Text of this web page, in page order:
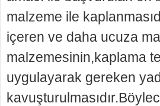
malzeme ile
içeren ve daha ucuza
malzemesinin,kaplama
uygulayarak gereken